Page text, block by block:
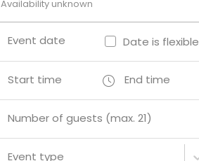
Availability unknown
Event date Date is flexible
Start time End time
Number of guests (max. 21)
Event type